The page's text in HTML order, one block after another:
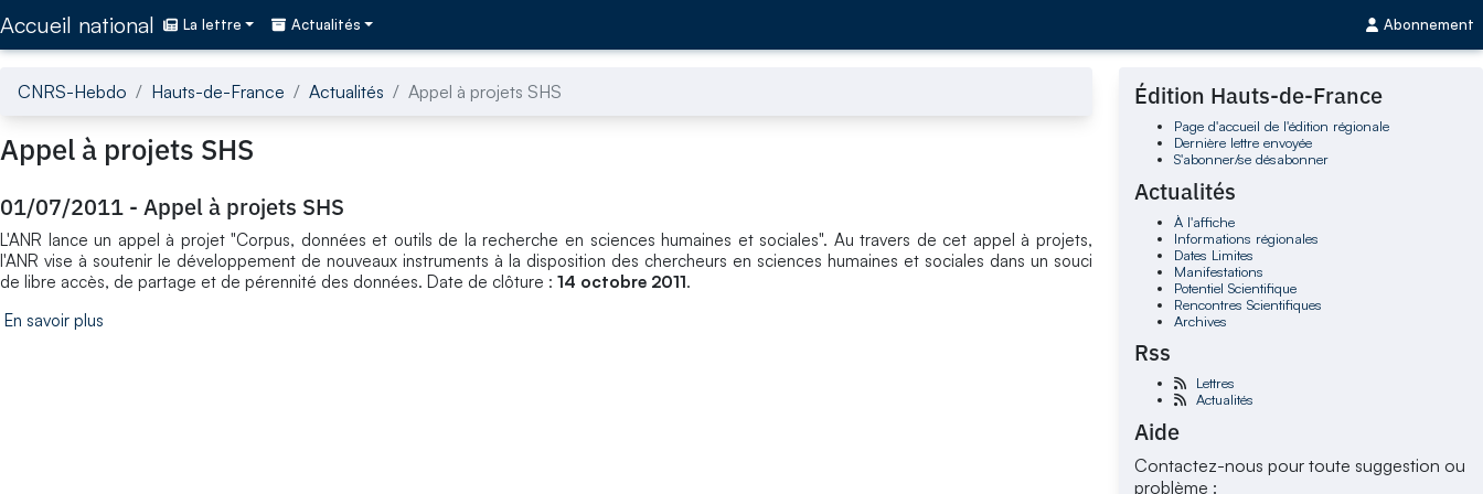
Accueil national La lettre Actualités Abonnement
CNRS-Hebdo Hauts-de-France Actualités Appel à projets SHS
Appel à projets SHS
01/07/2011 - Appel à projets SHS
L'ANR lance un appel à projet "Corpus, données et outils de la recherche en sciences humaines et sociales". Au travers de cet appel à projets,
l'ANR vise à soutenir le développement de nouveaux instruments à la disposition des chercheurs en sciences humaines et sociales dans un souci
de libre accès, de partage et de pérennité des données. Date de clôture : 14 octobre 2011.
En savoir plus
Édition Hauts-de-France
Page d'accueil de l'édition régionale
Dernière lettre envoyée
S'abonner/se désabonner
Actualités
À l'affiche
Informations régionales
Dates Limites
Manifestations
Potentiel Scientifique
Rencontres Scientifiques
Archives
Rss
Lettres
Actualités
Aide
Contactez-nous pour toute suggestion ou
problème :